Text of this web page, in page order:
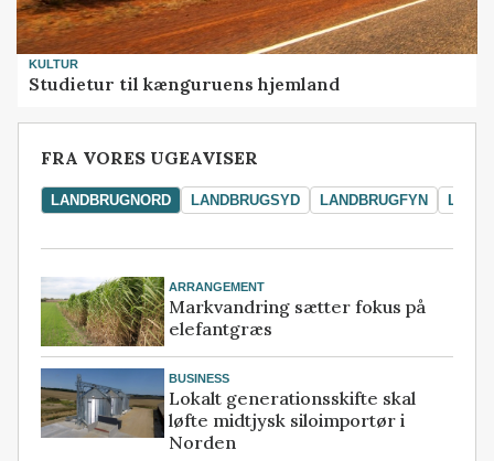
KULTUR
Studietur til kænguruens hjemland
FRA VORES UGEAVISER
LANDBRUGNORD LANDBRUGSYD LANDBRUGFYN
ARRANGEMENT
Markvandring sætter fokus på
elefantgræs
BUSINESS
Lokalt generationsskifte skal
løfte midtjysk siloimportør i
Norden